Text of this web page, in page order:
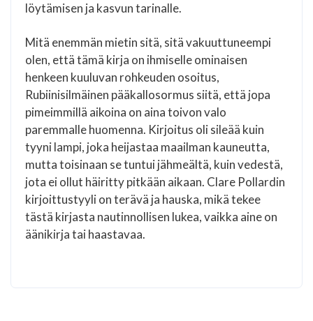
löytämisen ja kasvun tarinalle.
Mitä enemmän mietin sitä, sitä vakuuttuneempi
olen, että tämä kirja on ihmiselle ominaisen
henkeen kuuluvan rohkeuden osoitus,
Rubiinisilmäinen pääkallosormus siitä, että jopa
pimeimmillä aikoina on aina toivon valo
paremmalle huomenna. Kirjoitus oli sileää kuin
tyyni lampi, joka heijastaa maailman kauneutta,
mutta toisinaan se tuntui jähmeältä, kuin vedestä,
jota ei ollut häiritty pitkään aikaan. Clare Pollardin
kirjoittustyyli on terävä ja hauska, mikä tekee
tästä kirjasta nautinnollisen lukea, vaikka aine on
äänikirja tai haastavaa.